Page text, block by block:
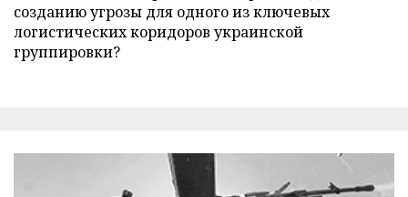
созданию угрозы для одного из ключевых
логистических коридоров украинской
группировки?